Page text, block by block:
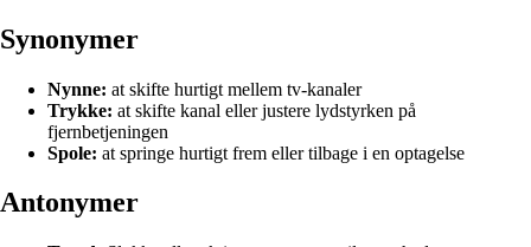
Synonymer
Nynne: at skifte hurtigt mellem tv-kanaler
Trykke: at skifte kanal eller justere lydstyrken på
fjernbetjeningen
Spole: at springe hurtigt frem eller tilbage i en optagelse
Antonymer